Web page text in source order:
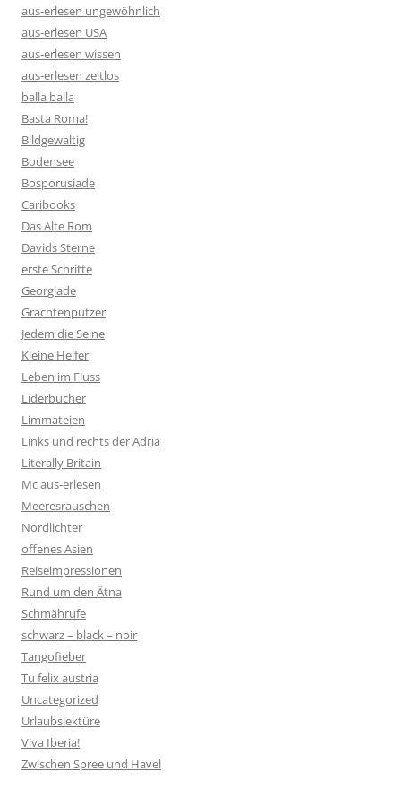
aus-erlesen ungewöhnlich
aus-erlesen USA
aus-erlesen wissen
aus-erlesen zeitlos
balla balla
Basta Roma!
Bildgewaltig
Bodensee
Bosporusiade
Caribooks
Das Alte Rom
Davids Sterne
erste Schritte
Georgiade
Grachtenputzer
Jedem die Seine
Kleine Helfer
Leben im Fluss
Liderbücher
Limmateien
Links und rechts der Adria
Literally Britain
Mc aus-erlesen
Meeresrauschen
Nordlichter
offenes Asien
Reiseimpressionen
Rund um den Ätna
Schmährufe
schwarz – black – noir
Tangofieber
Tu felix austria
Uncategorized
Urlaubslektüre
Viva Iberia!
Zwischen Spree und Havel